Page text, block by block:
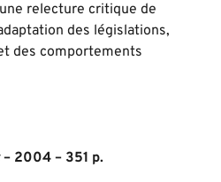
relecture critique de
des législations,
des comportements
– 2004 – 351 p.